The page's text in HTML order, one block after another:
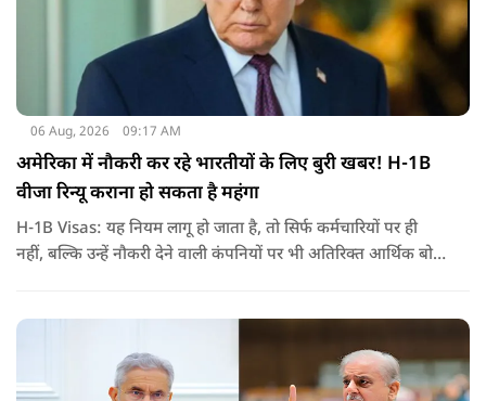
06 Aug, 2026 09:17 AM
अमेरिका में नौकरी कर रहे भारतीयों के लिए बुरी खबर! H-1B
वीजा रिन्यू कराना हो सकता है महंगा
H-1B Visas: यह नियम लागू हो जाता है, तो सिर्फ कर्मचारियों पर ही
नहीं, बल्कि उन्हें नौकरी देने वाली कंपनियों पर भी अतिरिक्त आर्थिक बोझ
वीजा का समय-समय पर नवीनीकरण कराते हैं.